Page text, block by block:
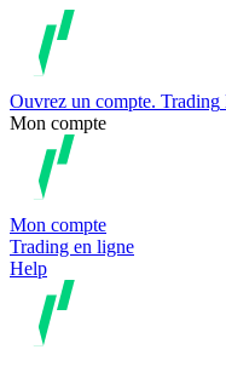
Ouvrez un compte. Trading
Mon compte
Mon compte
Trading en ligne
Help